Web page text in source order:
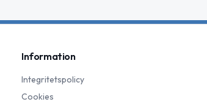
Information
Integritetspolicy
Cookies